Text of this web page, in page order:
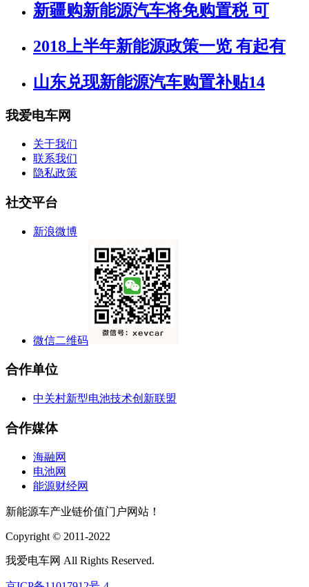
新疆购新能源汽车将免购置税 可
2018上半年新能源政策一览 有起有
山东兑现新能源汽车购置补贴14
我爱电车网
关于我们
联系我们
隐私政策
社交平台
新浪微博
微信二维码
合作单位
中关村新型电池技术创新联盟
合作媒体
海融网
电池网
能源财经网
新能源车产业链价值门户网站！
Copyright © 2011-2022
我爱电车网 All Rights Reserved.